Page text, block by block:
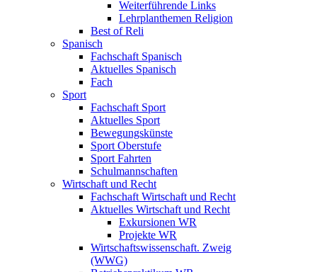
Weiterführende Links
Lehrplanthemen Religion
Best of Reli
Spanisch
Fachschaft Spanisch
Aktuelles Spanisch
Fach
Sport
Fachschaft Sport
Aktuelles Sport
Bewegungskünste
Sport Oberstufe
Sport Fahrten
Schulmannschaften
Wirtschaft und Recht
Fachschaft Wirtschaft und Recht
Aktuelles Wirtschaft und Recht
Exkursionen WR
Projekte WR
Wirtschaftswissenschaft. Zweig
(WWG)